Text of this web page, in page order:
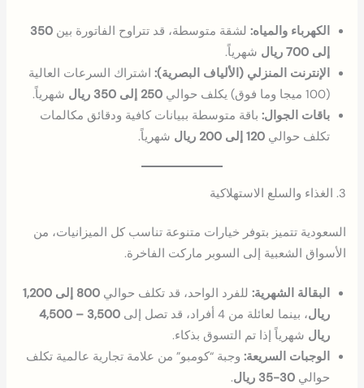
الكهرباء والمياه: لشقة متوسطة، قد تتراوح الفاتورة بين350
إلى 700 ريال
شهرياً.
الإنترنت المنزلي (الألياف البصرية): اشتراك السرعات العالية
(100 ميجا وما فوق) يكلف حوالي
250 إلى 350 ريال
شهرياً.
باقات الجوال: باقة متوسطة ببيانات كافية ودقائق مكالمات
تكلف حوالي120 إلى 200 ريال شهرياً.
3. الغذاء والسلع الاستهلاكية
السعودية تتميز بتوفر خيارات متنوعة تناسب كل الميزانيات، من
الأسواق الشعبية إلى السوبر ماركت الفاخرة.
البقالة الشهرية: للفرد الواحد، قد تكلف حوالي
800 إلى 1,200
ريال، بينما لعائلة من 4 أفراد، قد تصل إلى
3,500 – 4,500
ريال شهرياً إذا تم التسوق بذكاء.
الوجبات السريعة: وجبة “كومبو” من علامة تجارية عالمية تكلف
حوالي30-35 ريال
.